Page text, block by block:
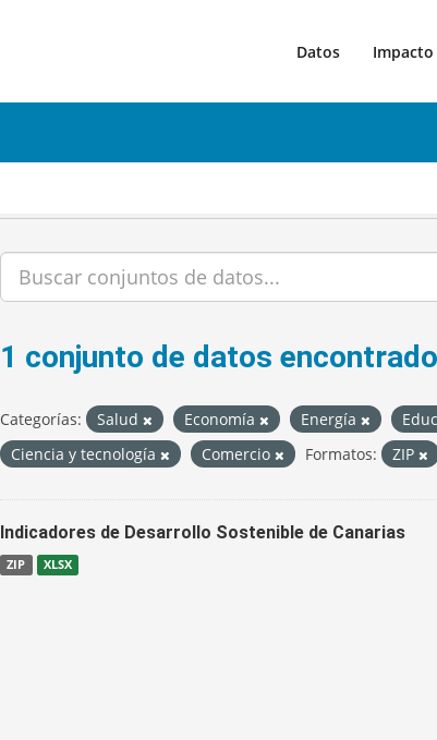
Datos Impacto
1 conjunto de datos encontrado
Categorías: Salud Economía Energía
Ciencia y tecnología
Comercio Formatos: ZIP
Indicadores de Desarrollo Sostenible de Canarias
ZIP XLSX